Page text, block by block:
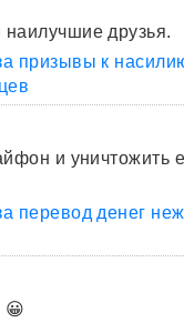
друзья.
призывы к
и уничтожить
перевод денег
😀